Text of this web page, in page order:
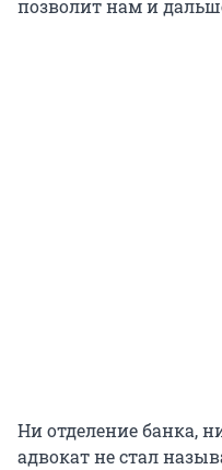
позволит нам и
Ни отделение банка,
адвокат не стал